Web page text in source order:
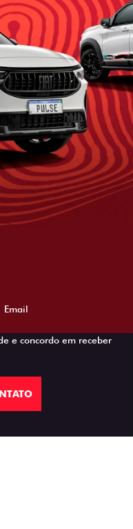
Email
e concordo em receber